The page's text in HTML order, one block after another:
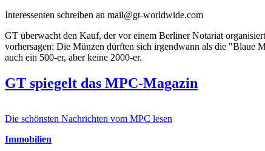
Interessenten schreiben an mail@gt-worldwide.com
GT überwacht den Kauf, der vor einem Berliner Notariat
vorhersagen: Die Münzen dürften sich irgendwann als die "Blaue
auch ein 500-er, aber keine 2000-er.
GT spiegelt das MPC-Magazin
Die schönsten Nachrichten vom MPC lesen
Immobilien